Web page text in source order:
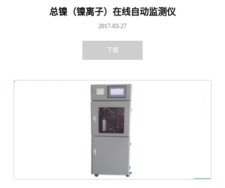
总镍（镍离子）在线自动监测仪
2017-03-27
下载